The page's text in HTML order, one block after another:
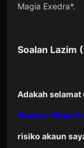
Magia Exedra*.
Soalan Lazim
Adakah
Magica: Magia
risiko akaun